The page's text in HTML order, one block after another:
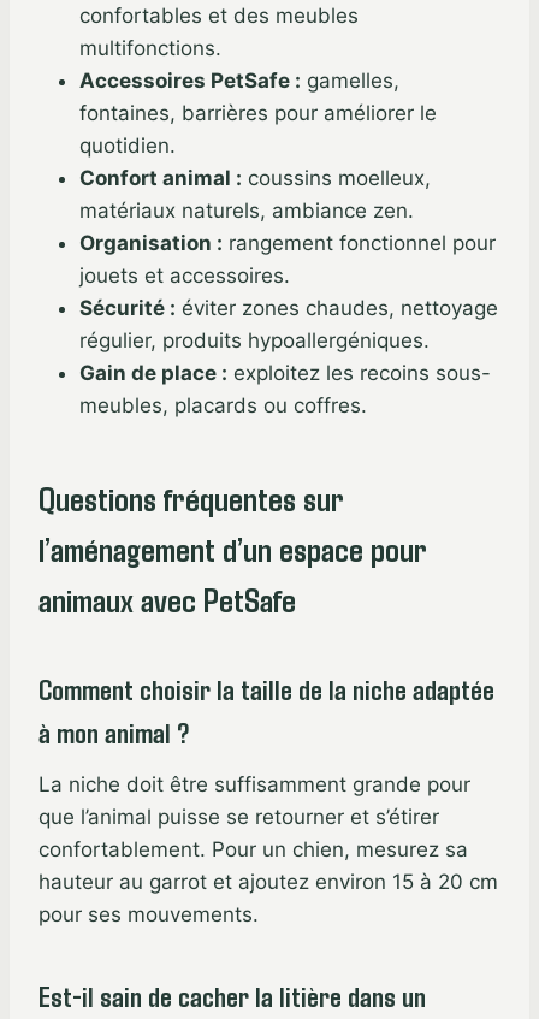
confortables et des meubles
multifonctions.
Accessoires PetSafe : gamelles,
fontaines, barrières pour améliorer le
quotidien.
Confort animal : coussins moelleux,
matériaux naturels, ambiance zen.
Organisation : rangement fonctionnel pour
jouets et accessoires.
Sécurité : éviter zones chaudes, nettoyage
régulier, produits hypoallergéniques.
Gain de place : exploitez les recoins sous-
meubles, placards ou coffres.
Questions fréquentes sur
l’aménagement d’un espace pour
animaux avec PetSafe
Comment choisir la taille de la niche adaptée
à mon animal ?
La niche doit être suffisamment grande pour
que l’animal puisse se retourner et s’étirer
confortablement. Pour un chien, mesurez sa
hauteur au garrot et ajoutez environ 15 à 20 cm
pour ses mouvements.
Est-il sain de cacher la litière dans un